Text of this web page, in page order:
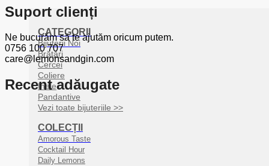
CATEGORII
Bijuterii Noi
Brățări
Cercei
Coliere
Inele
Pandantive
Vezi toate bijuteriile >>
COLECȚII
Amorous Taste
Cocktail Hour
Daily Lemons
Suport clienți
Ne bucurăm să te ajutăm oricum putem.
0756 100 707
care@lemonsandgin.com
Recent adăugate